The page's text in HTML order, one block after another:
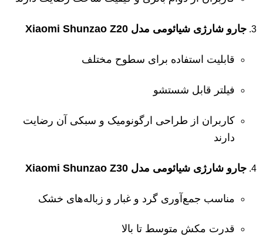
جارو شارژی شیائومی مدل Xiaomi Shunzao Z20
قابلیت استفاده برای سطوح مختلف
فیلتر قابل شستشو
کاربران از طراحی ارگونومیک و سبکی آن رضایت
دارند
جارو شارژی شیائومی مدل Xiaomi Shunzao Z30
مناسب جمع‌آوری گرد و غبار و زباله‌های خشک
قدرت مکش متوسط تا بالا